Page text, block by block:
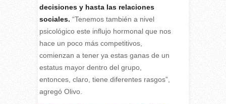
decisiones y hasta las relaciones
sociales. “Tenemos también a nivel
psicológico este influjo hormonal que nos
hace un poco más competitivos,
comienzan a tener ya estas ganas de un
estatus mayor dentro del grupo,
entonces, claro, tiene diferentes rasgos”,
agregó Olivo.